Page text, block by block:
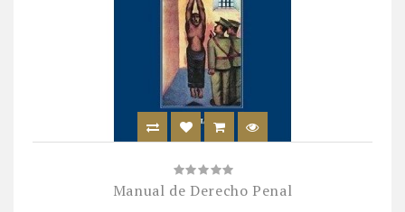
Manual de Derecho Penal